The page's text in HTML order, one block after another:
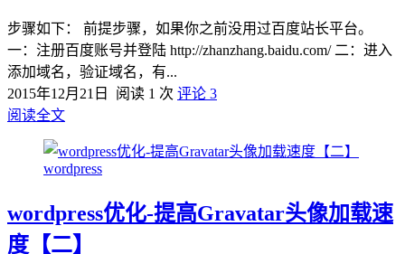
步骤如下： 前提步骤，如果你之前没用过百度站长平台。
一：注册百度账号并登陆 http://zhanzhang.baidu.com/ 二：进入
添加域名，验证域名，有...
2015年12月21日
阅读 1 次 评论 3
阅读全文
wordpress
wordpress优化-提高Gravatar头像加载速
度【二】